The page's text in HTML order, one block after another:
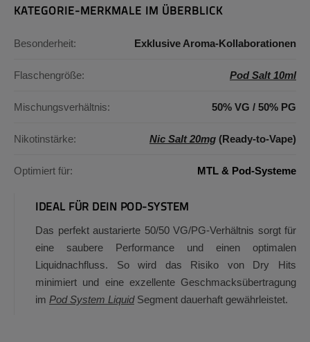
KATEGORIE-MERKMALE IM ÜBERBLICK
Besonderheit: Exklusive Aroma-Kollaborationen
Flaschengröße: Pod Salt 10ml
Mischungsverhältnis: 50% VG / 50% PG
Nikotinstärke: Nic Salt 20mg (Ready-to-Vape)
Optimiert für: MTL & Pod-Systeme
IDEAL FÜR DEIN POD-SYSTEM
Das perfekt austarierte 50/50 VG/PG-Verhältnis sorgt für
eine saubere Performance und einen optimalen
Liquidnachfluss. So wird das Risiko von Dry Hits
minimiert und eine exzellente Geschmacksübertragung
im Pod System LiquidSegment dauerhaft gewährleistet.